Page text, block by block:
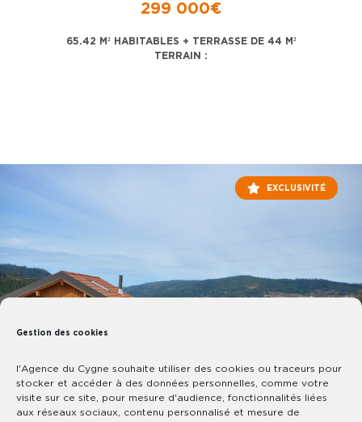
Gestion des cookies
l'Agence du Cygne souhaite utiliser des cookies ou traceurs pour
stocker et accéder à des données personnelles, comme votre
visite sur ce site, pour mesure d'audience, fonctionnalités liées
aux réseaux sociaux, contenu personnalisé et mesure de
299 000€
65.42 M² HABITABLES + TERRASSE DE 44 M²
TERRAIN :
EXCLUSIVITÉ